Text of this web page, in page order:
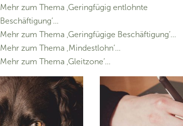
Mehr zum Thema ‚Geringfügig entlohnte
Beschäftigung’…
Mehr zum Thema ‚Geringfügige Beschäftigung’…
Mehr zum Thema ‚Mindestlohn’…
Mehr zum Thema ‚Gleitzone’…